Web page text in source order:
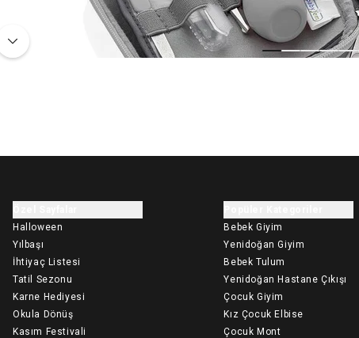
Halloween
Yılbaşı
İhtiyaç Listesi
Tatil Sezonu
Karne Hediyesi
Okula Dönüş
Kasım Festivali
Bebek Giyim
Yenidoğan Giyim
Bebek Tulum
Yenidoğan Hastane Çıkışı
Çocuk Giyim
Kız Çocuk Elbise
Çocuk Mont